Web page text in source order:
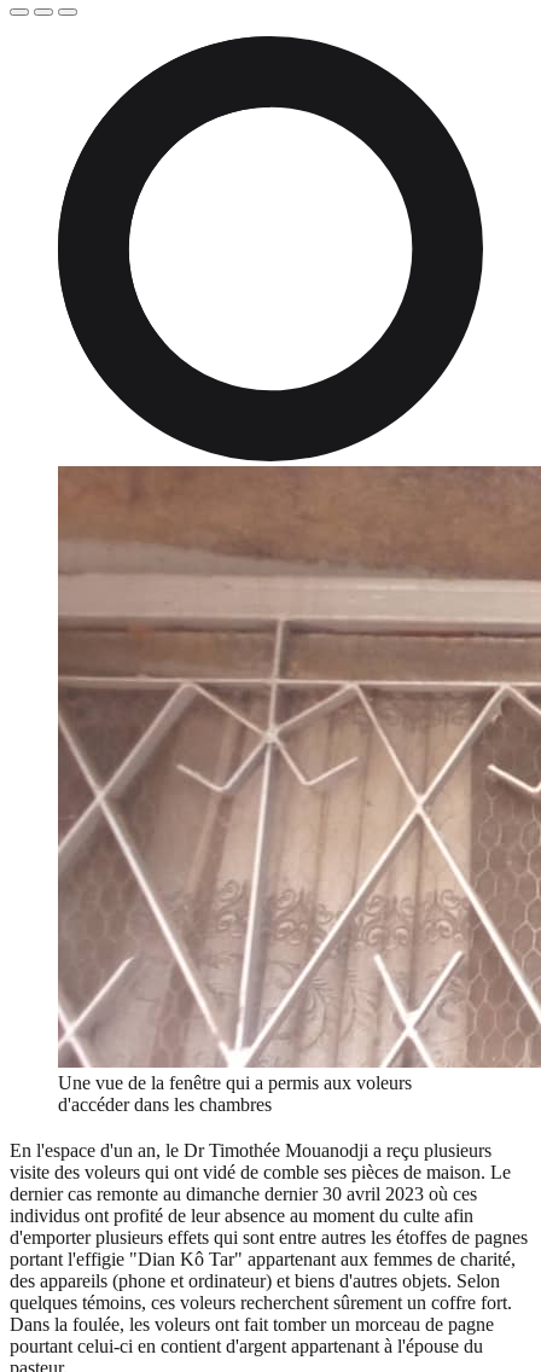
Une vue de la fenêtre qui a permis aux voleurs
d'accéder dans les chambres
En l'espace d'un an, le Dr Timothée Mouanodji a reçu plusieurs
visite des voleurs qui ont vidé de comble ses pièces de maison. Le
dernier cas remonte au dimanche dernier 30 avril 2023 où ces
individus ont profité de leur absence au moment du culte afin
d'emporter plusieurs effets qui sont entre autres les étoffes de pagnes
portant l'effigie "Dian Kô Tar" appartenant aux femmes de charité,
des appareils (phone et ordinateur) et biens d'autres objets. Selon
quelques témoins, ces voleurs recherchent sûrement un coffre fort.
Dans la foulée, les voleurs ont fait tomber un morceau de pagne
pourtant celui-ci en contient d'argent appartenant à l'épouse du
pasteur.